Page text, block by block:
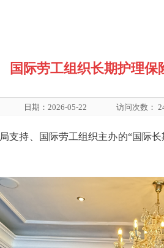
国际劳工组织长期护理
日期：2026-05-22 访问次数：
支持、国际劳工组织主办的“国际